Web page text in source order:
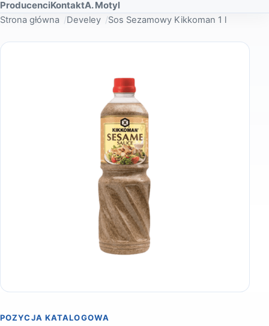
ProducenciKontaktA. Motyl
Strona główna Develey Sos Sezamowy Kikkoman 1 l
POZYCJA KATALOGOWA